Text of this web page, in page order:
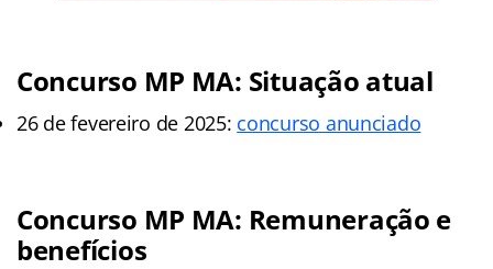
Concurso MP MA: Situação atual
26 de fevereiro de 2025: concurso anunciado
Concurso MP MA: Remuneração e
benefícios